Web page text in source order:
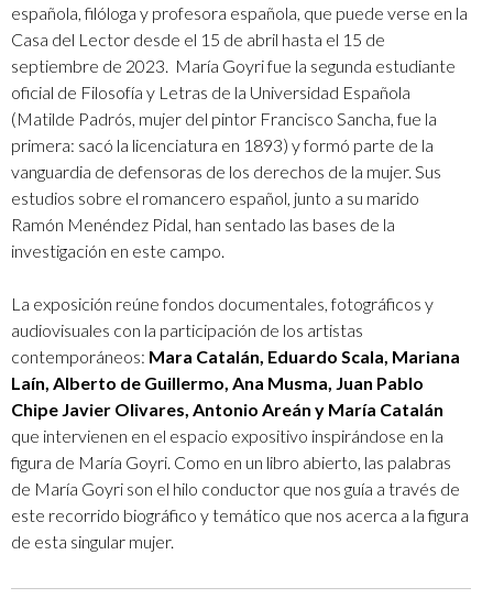
española, filóloga y profesora española, que puede verse en la
Casa del Lector desde el 15 de abril hasta el 15 de
septiembre de 2023. María Goyri fue la segunda estudiante
oficial de Filosofía y Letras de la Universidad Española
(Matilde Padrós, mujer del pintor Francisco Sancha, fue la
primera: sacó la licenciatura en 1893) y formó parte de la
vanguardia de defensoras de los derechos de la mujer. Sus
estudios sobre el romancero español, junto a su marido
Ramón Menéndez Pidal, han sentado las bases de la
investigación en este campo.
La exposición reúne fondos documentales, fotográficos y
audiovisuales con la participación de los artistas
contemporáneos: Mara Catalán, Eduardo Scala, Mariana
Laín, Alberto de Guillermo, Ana Musma, Juan Pablo
Chipe Javier Olivares, Antonio Areán y María Catalán
que intervienen en el espacio expositivo inspirándose en la
figura de María Goyri. Como en un libro abierto, las palabras
de María Goyri son el hilo conductor que nos guía a través de
este recorrido biográfico y temático que nos acerca a la figura
de esta singular mujer.